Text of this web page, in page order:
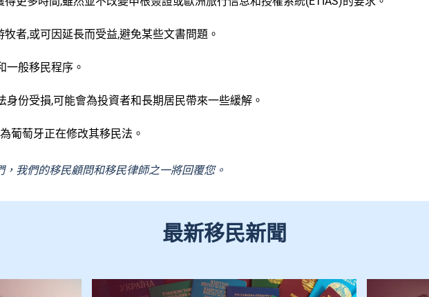
者,或可因延長而受益,避免某些文書問題。
一般移民程序。
份受損,可能會為投資者和長期居民帶來一些緩解。
葡萄牙正在修改其移民法。
，我們的移民顧問和移民律師之一將回覆您。
最新移民新聞​​